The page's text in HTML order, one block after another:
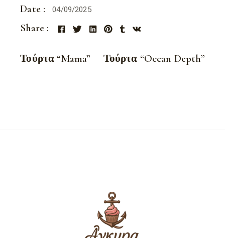
Date : 04/09/2025
Share :
Τούρτα “Mama” Τούρτα “Ocean Depth”